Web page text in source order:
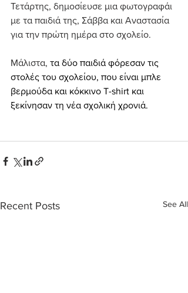
Τετάρτης, δημοσίευσε μια φωτογραφάι
με τα παιδιά της, Σάββα και Αναστασία
για την πρώτη ημέρα στο σχολείο.
Μάλιστα, τα δύο παιδιά φόρεσαν τις
στολές του σχολείου, που είναι μπλε
βερμούδα και κόκκινο T-shirt και
ξεκίνησαν τη νέα σχολική χρονιά.
Recent Posts See All